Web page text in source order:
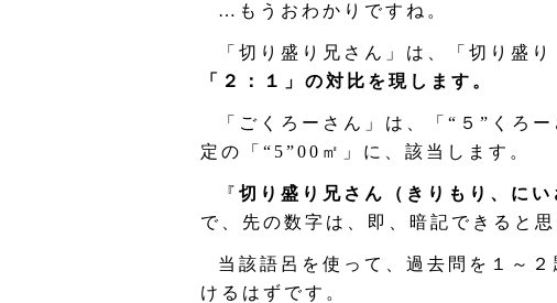
…もうおわかりですね。
「切り盛り兄さん」は、「切り盛
「２：１」の対比を現します。
「ごくろーさん」は、「“５”くろ
定の「“5”00㎡」に、該当します。
『 切り盛り兄さん（きりもり、に
で、先の数字は、即、暗記できると思
当該語呂を使って、過去問を１～
けるはずです。